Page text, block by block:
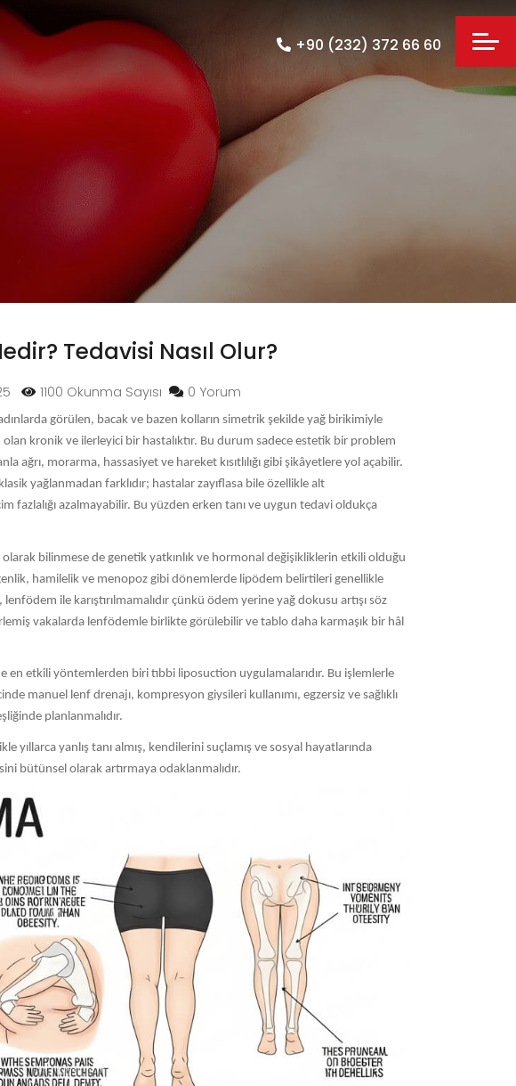
+90 (232) 372 66 60
Tedavisi Nasıl Olur?
1100 Okunma Sayısı 0 Yorum
görülen, bacak ve bazen kolların simetrik şekilde yağ birikimiyle
olan kronik ve ilerleyici bir hastalıktır. Bu durum sadece estetik bir problem
ağrı, morarma, hassasiyet ve hareket kısıtlılığı gibi şikâyetlere yol açabilir.
yağlanmadan farklıdır; hastalar zayıflasa bile özellikle alt
fazlalığı azalmayabilir. Bu yüzden erken tanı ve uygun tedavi oldukça
olarak bilinmese de genetik yatkınlık ve hormonal değişikliklerin etkili olduğu
hamilelik ve menopoz gibi dönemlerde lipödem belirtileri genellikle
ile karıştırılmamalıdır çünkü ödem yerine yağ dokusu artışı söz
vakalarda lenfödemle birlikte görülebilir ve tablo daha karmaşık bir hâl
en etkili yöntemlerden biri tıbbi liposuction uygulamalarıdır. Bu işlemlerle
manuel lenf drenajı, kompresyon giysileri kullanımı, egzersiz ve sağlıklı
planlanmalıdır.
yıllarca yanlış tanı almış, kendilerini suçlamış ve sosyal hayatlarında
bütünsel olarak artırmaya odaklanmalıdır.